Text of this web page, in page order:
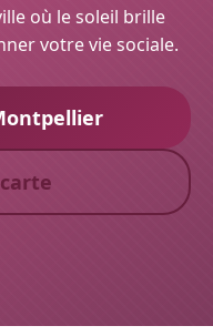
où le soleil brille
votre vie sociale.